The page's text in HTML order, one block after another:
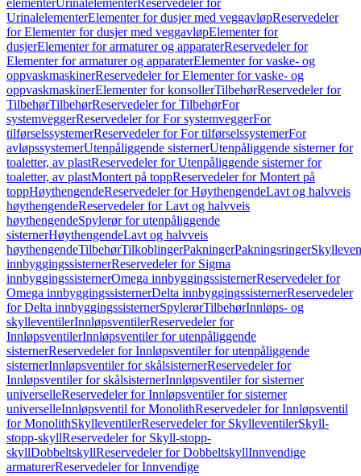
elementerUrinalelementerReservedeler for
UrinalelementerElementer for dusjer med veggavløpReservedeler
for Elementer for dusjer med veggavløpElementer for
dusjerElementer for armaturer og apparaterReservedeler for
Elementer for armaturer og apparaterElementer for vaske- og
oppvaskmaskinerReservedeler for Elementer for vaske- og
oppvaskmaskinerElementer for konsollerTilbehørReservedeler for
TilbehørTilbehørReservedeler for TilbehørFor
systemveggerReservedeler for For systemveggerFor
tilførselssystemerReservedeler for For tilførselssystemerFor
avløpssystemerUtenpåliggende sisternerUtenpåliggende sisterner for
toaletter, av plastReservedeler for Utenpåliggende sisterner for
toaletter, av plastMontert på toppReservedeler for Montert på
toppHøythengendeReservedeler for HøythengendeLavt og halvveis
høythengendeReservedeler for Lavt og halvveis
høythengendeSpylerør for utenpåliggende
sisternerHøythengendeLavt og halvveis
høythengendeTilbehørTilkoblingerPakningerPakningsringer
innbyggingssisternerReservedeler for Sigma
innbyggingssisternerOmega innbyggingssisternerReservedeler for
Omega innbyggingssisternerDelta innbyggingssisternerReservedeler
for Delta innbyggingssisternerSpylerørTilbehørInnløps- og
skylleventilerInnløpsventilerReservedeler for
InnløpsventilerInnløpsventiler for utenpåliggende
sisternerReservedeler for Innløpsventiler for utenpåliggende
sisternerInnløpsventiler for skålsisternerReservedeler for
Innløpsventiler for skålsisternerInnløpsventiler for sisterner
universelleReservedeler for Innløpsventiler for sisterner
universelleInnløpsventil for MonolithReservedeler for Innløpsventil
for MonolithSkylleventilerReservedeler for SkylleventilerSkyll-
stopp-skyllReservedeler for Skyll-stopp-
skyllDobbeltskyllReservedeler for DobbeltskyllInnvendige
armaturerReservedeler for Innvendige